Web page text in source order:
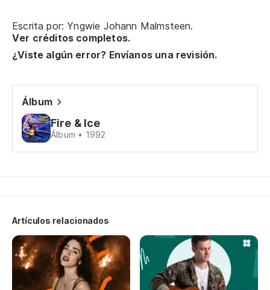
Escrita por: Yngwie Johann Malmsteen.
Ver créditos completos.
¿Viste algún error? Envíanos una revisión.
Álbum
Fire & Ice
Álbum • 1992
Artículos relacionados